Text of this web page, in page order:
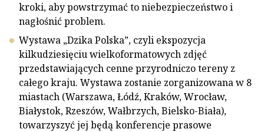
kroki, aby powstrzymać to niebezpieczeństwo i
nagłośnić problem.
Wystawa „Dzika Polska”, czyli ekspozycja
kilkudziesięciu wielkoformatowych zdjęć
przedstawiających cenne przyrodniczo tereny z
całego kraju. Wystawa zostanie zorganizowana w 8
miastach (Warszawa, Łódź, Kraków, Wrocław,
Białystok, Rzeszów, Wałbrzych, Bielsko-Biała),
towarzyszyć jej będą konferencje prasowe